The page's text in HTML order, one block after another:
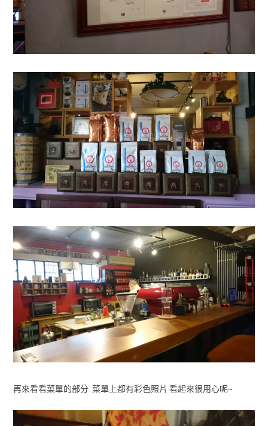
再來看看菜單的部分 菜單上都有彩色照片 看起來很用心呢~